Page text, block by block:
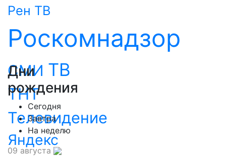
Рен ТВ
Роскомнадзор
СМИ ТВ
ТНТ
Телевидение
Яндекс
Дни
рождения
Сегодня
Завтра
На неделю
09 августа